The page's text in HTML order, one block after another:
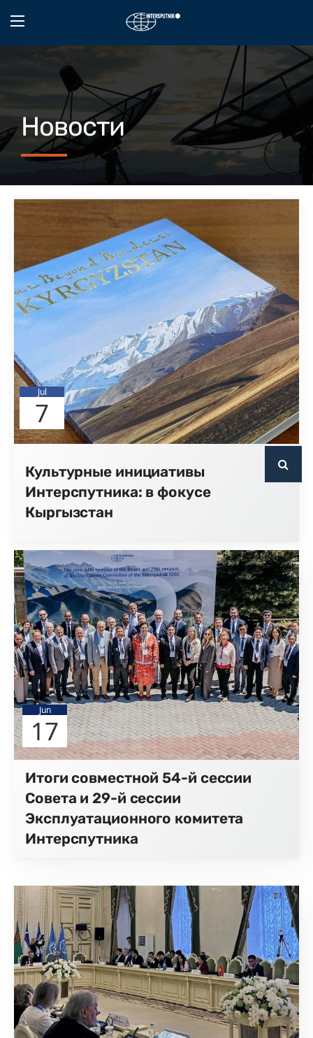
Новости
Jul
7
Культурные инициативы
Интерспутника: в фокусе
Кыргызстан
Jun
17
Итоги совместной 54-й сессии
Совета и 29-й сессии
Эксплуатационного комитета
Интерспутника